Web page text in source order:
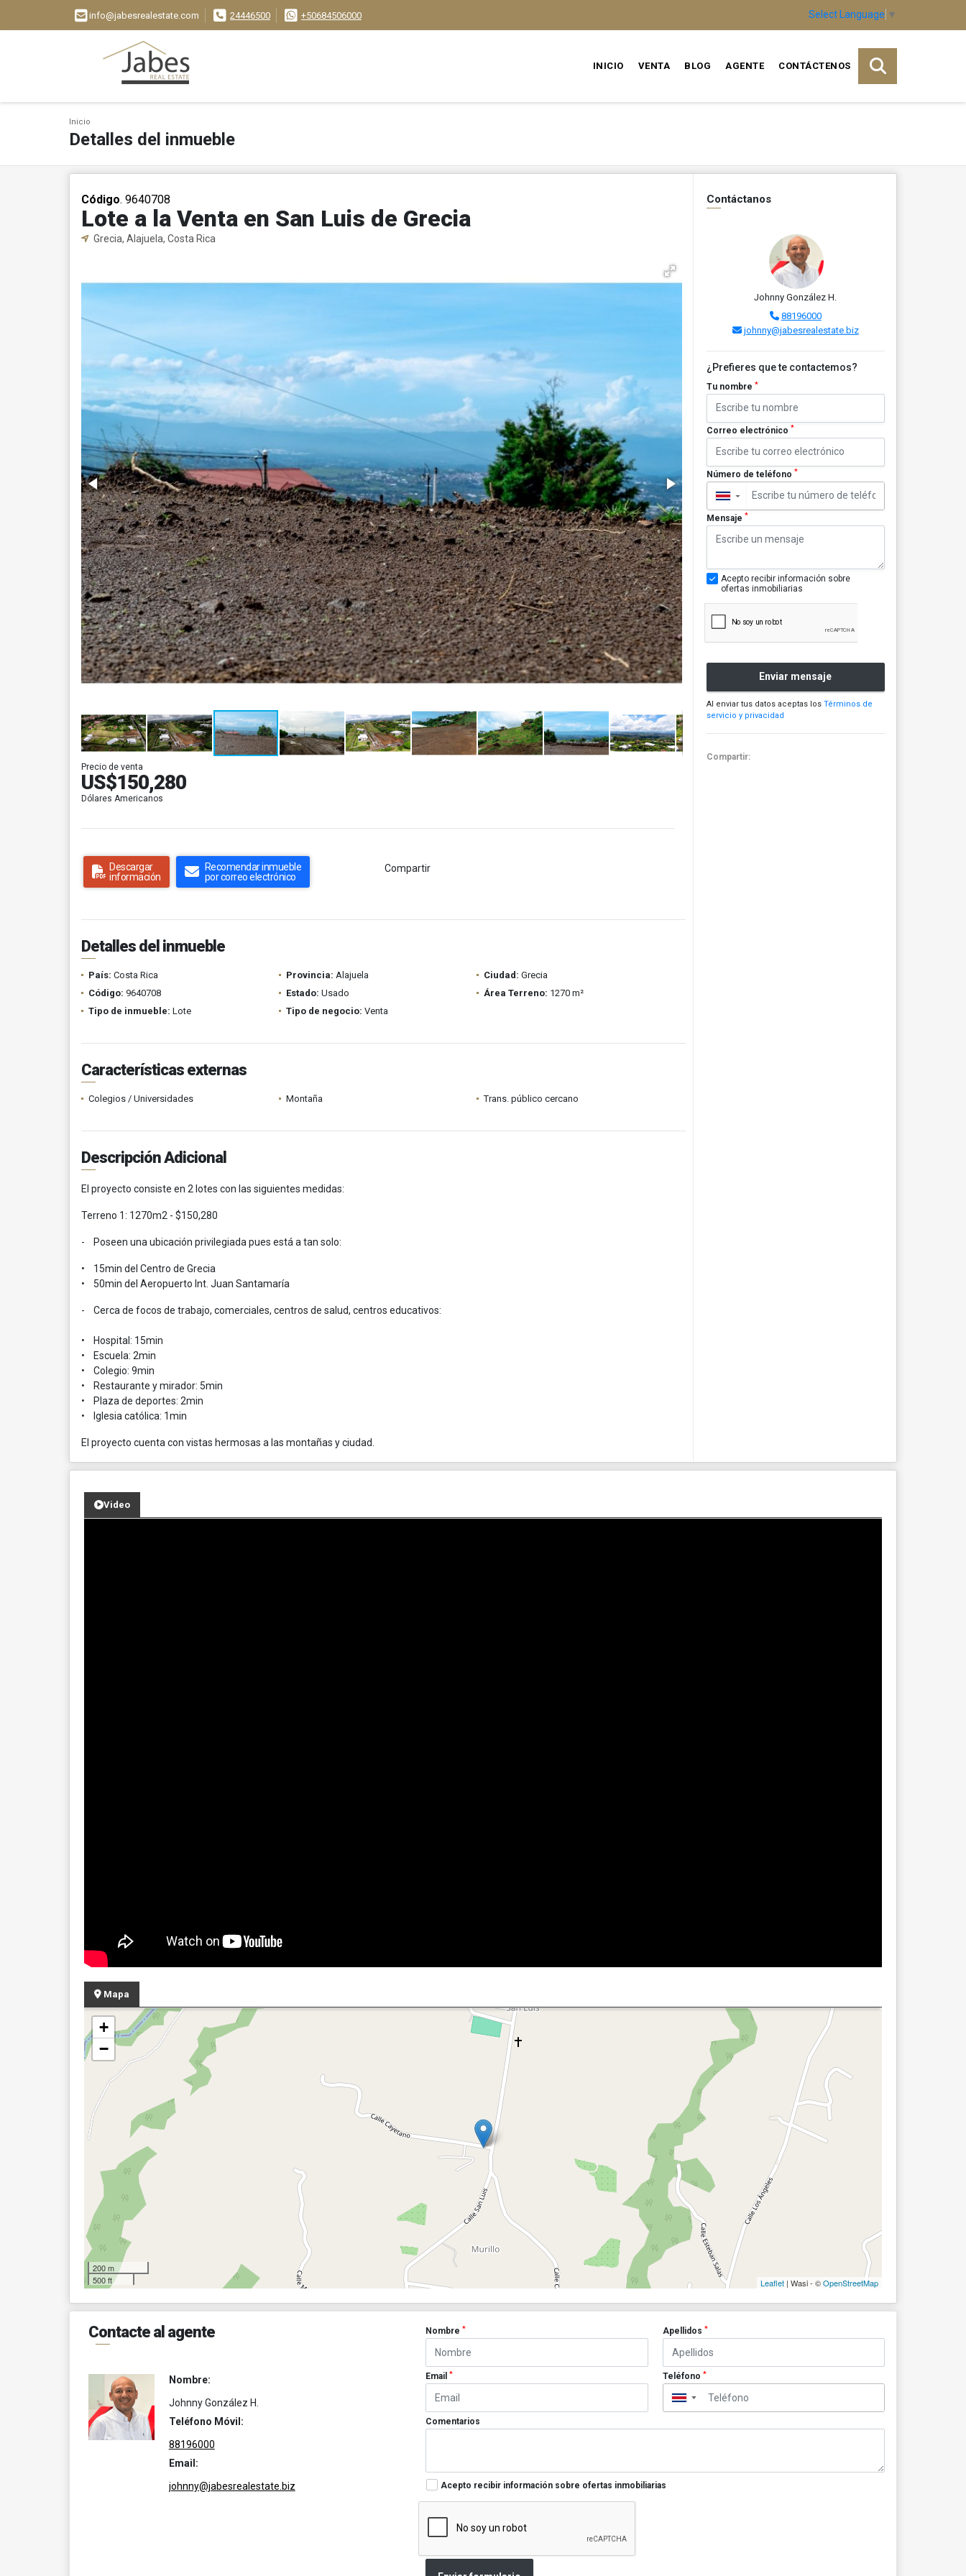
info@jabesrealestate.com 24446500 +50684506000 Select Language ▼
INICIO VENTA BLOG AGENTE CONTÁCTENOS
Inicio
Detalles del inmueble
Código. 9640708
Lote a la Venta en San Luis de Grecia
Grecia, Alajuela, Costa Rica
Precio de venta
US$150,280
Dólares Americanos
Descargar
información
Recomendar inmueble
por correo electrónico
Compartir
Detalles del inmueble
País: Costa Rica Provincia: Alajuela Ciudad: Grecia
Código: 9640708 Estado: Usado Área Terreno: 1270 m²
Tipo de inmueble: Lote Tipo de negocio: Venta
Características externas
Colegios / Universidades Montaña Trans. público cercano
Descripción Adicional
El proyecto consiste en 2 lotes con las siguientes medidas:
Terreno 1: 1270m2 - $150,280
- Poseen una ubicación privilegiada pues está a tan solo:
• 15min del Centro de Grecia
• 50min del Aeropuerto Int. Juan Santamaría
- Cerca de focos de trabajo, comerciales, centros de salud, centros educativos:
• Hospital: 15min
• Escuela: 2min
• Colegio: 9min
• Restaurante y mirador: 5min
• Plaza de deportes: 2min
• Iglesia católica: 1min
El proyecto cuenta con vistas hermosas a las montañas y ciudad.
Contáctanos
Johnny González H.
88196000
johnny@jabesrealestate.biz
¿Prefieres que te contactemos?
Tu nombre *
Correo electrónico *
Número de teléfono *
▼
Mensaje *
Acepto recibir información sobre
ofertas inmobiliarias
Enviar mensaje
Al enviar tus datos aceptas los Términos de
servicio y privacidad
Compartir:
Video
Mapa
+
−
200 m
500 ft
Leaflet | Wasi - ©OpenStreetMap
Contacte al agente
Nombre:
Johnny González H.
Teléfono Móvil:
88196000
Email:
johnny@jabesrealestate.biz
Nombre* Apellidos *
Email* Teléfono *
▼
Comentarios
Acepto recibir información sobre ofertas inmobiliarias